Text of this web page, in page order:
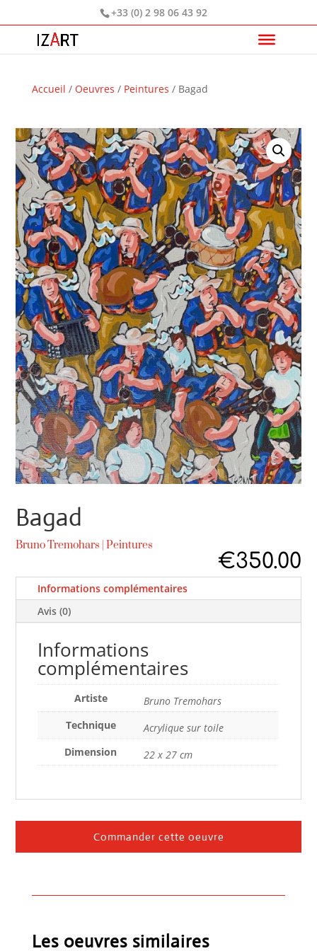
+33 (0) 2 98 06 43 92
Accueil / Oeuvres / Peintures / Bagad
Bagad
Bruno Tremohars |Peintures
€350.00
Informations complémentaires
Avis (0)
Informations
complémentaires
Artiste
Bruno Tremohars
Technique
Acrylique sur toile
Dimension
22 x 27 cm
Commander cette oeuvre
Les oeuvres similaires